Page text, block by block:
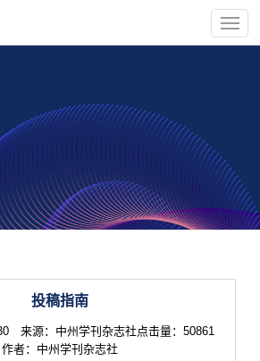
投稿指南
来源：中州学刊杂志社点击量：50861
作者：中州学刊杂志社